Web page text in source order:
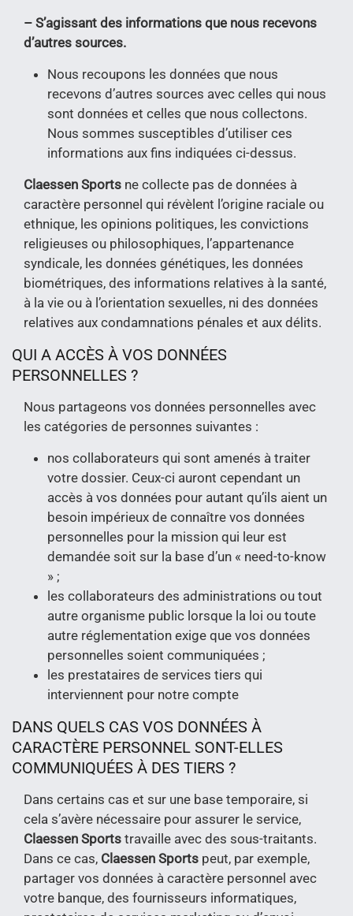
– S’agissant des informations que nous recevons
d’autres sources.
Nous recoupons les données que nous
recevons d’autres sources avec celles qui nous
sont données et celles que nous collectons.
Nous sommes susceptibles d’utiliser ces
informations aux fins indiquées ci-dessus.
Claessen Sports ne collecte pas de données à
caractère personnel qui révèlent l’origine raciale ou
ethnique, les opinions politiques, les convictions
religieuses ou philosophiques, l’appartenance
syndicale, les données génétiques, les données
biométriques, des informations relatives à la santé,
à la vie ou à l’orientation sexuelles, ni des données
relatives aux condamnations pénales et aux délits.
QUI A ACCÈS À VOS DONNÉES
PERSONNELLES ?
Nous partageons vos données personnelles avec
les catégories de personnes suivantes :
nos collaborateurs qui sont amenés à traiter
votre dossier. Ceux-ci auront cependant un
accès à vos données pour autant qu’ils aient un
besoin impérieux de connaître vos données
personnelles pour la mission qui leur est
demandée soit sur la base d’un « need-to-know
» ;
les collaborateurs des administrations ou tout
autre organisme public lorsque la loi ou toute
autre réglementation exige que vos données
personnelles soient communiquées ;
les prestataires de services tiers qui
interviennent pour notre compte
DANS QUELS CAS VOS DONNÉES À
CARACTÈRE PERSONNEL SONT-ELLES
COMMUNIQUÉES À DES TIERS ?
Dans certains cas et sur une base temporaire, si
cela s’avère nécessaire pour assurer le service,
Claessen Sports travaille avec des sous-traitants.
Dans ce cas, Claessen Sports peut, par exemple,
partager vos données à caractère personnel avec
votre banque, des fournisseurs informatiques,